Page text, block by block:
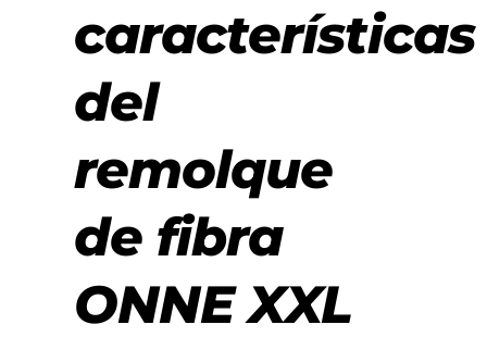
características
del
remolque
de fibra
ONNE XXL